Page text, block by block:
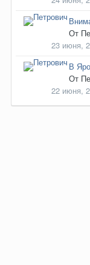
От
23 июня,
В
От
22 июня,